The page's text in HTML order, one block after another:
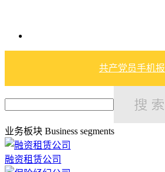
共产党员手机报
业务板块 Business segments
融资租赁公司